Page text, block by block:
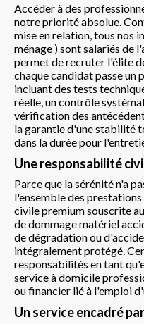
Accéder à des
notre priorité absolue.
mise en relation, tous nos
ménage ) sont salariés de
permet de recruter l'élite
chaque candidat passe un
incluant des tests
réelle, un contrôle
vérification des
la garantie d'une stabilité
dans la durée pour
Une responsabilité
Parce que la sérénité n'a
l'ensemble des
civile premium souscrite
de dommage matériel
de dégradation ou
intégralement protégé.
responsabilités en tant
service à domicile
ou financier lié à l'emploi
Un service encadré